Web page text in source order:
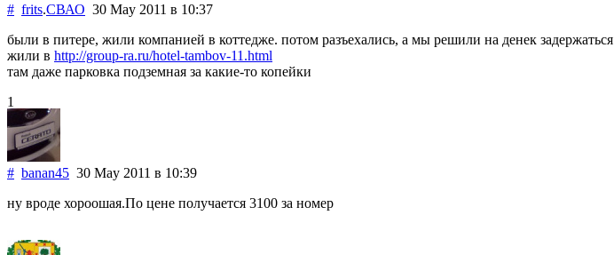
# frits.СВАО 30 May 2011 в 10:37
были в питере, жили компанией в коттедже. потом разъехались, а мы решили на денек задержаться
жили в http://group-ra.ru/hotel-tambov-11.html
там даже парковка подземная за какие-то копейки
1
# banan45 30 May 2011 в 10:39
ну вроде хороошая.По цене получается 3100 за номер